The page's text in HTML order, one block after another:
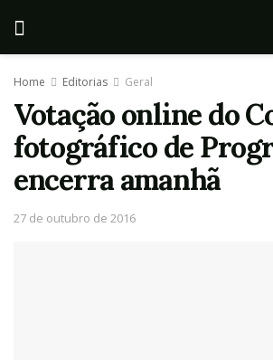
Home Editorias Geral
Votação online do
fotográfico de
encerra amanhã
27 de outubro de 2016